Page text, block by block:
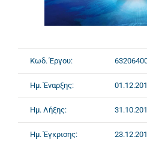
Κωδ. Έργου:
Ημ. Έναρξης:
Ημ. Λήξης:
Ημ. Έγκρισης: